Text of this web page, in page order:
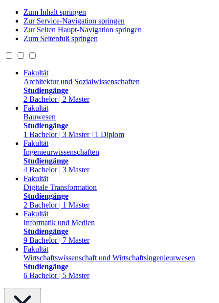
Zum Inhalt springen
Zur Service-Navigation springen
Zur Seiten Haupt-Navigation springen
Zum Seitenfuß springen
Fakultät
Architektur und Sozialwissenschaften
Studiengänge
2 Bachelor | 2 Master
Fakultät
Bauwesen
Studiengänge
1 Bachelor | 3 Master | 1 Diplom
Fakultät
Ingenieurwissenschaften
Studiengänge
4 Bachelor | 3 Master
Fakultät
Digitale Transformation
Studiengänge
2 Bachelor | 1 Master
Fakultät
Informatik und Medien
Studiengänge
9 Bachelor | 7 Master
Fakultät
Wirtschaftswissenschaft und Wirtschaftsingenieurwesen
Studiengänge
6 Bachelor | 5 Master